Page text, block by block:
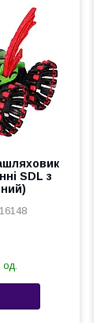
SDL з
од.